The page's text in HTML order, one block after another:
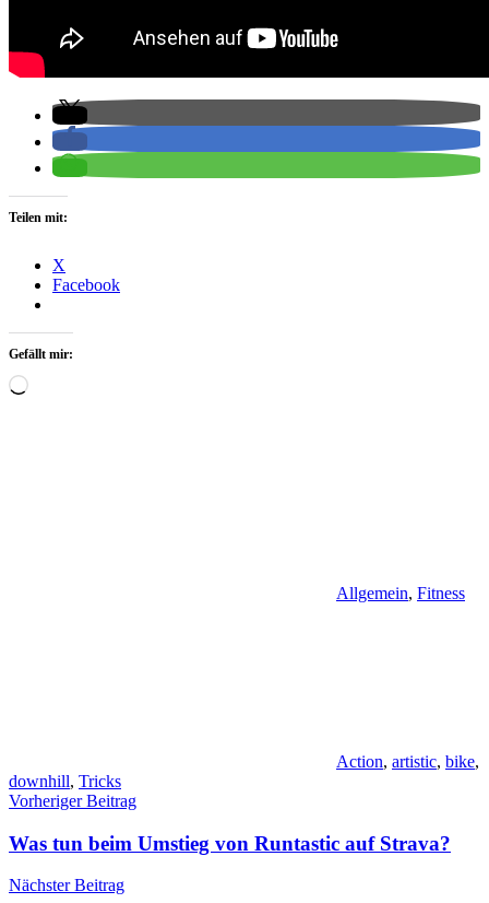
Teilen mit:
X
Facebook
Gefällt mir:
Wird
Allgemein, Fitness
Action, artistic, bike,
downhill, Tricks
Beitragsnavigation
Vorheriger Beitrag
Was tun beim Umstieg von Runtastic auf Strava?
Nächster Beitrag